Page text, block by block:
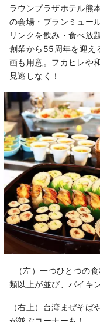
ラウンプラザホテル熊
の会場・ブランミュー
リンクを飲み・食べ放
創業から55周年を迎え
画も用意。フカヒレや
見逃しなく！
（左）一つひとつの
類以上が並び、バイキ
（右上）台湾まぜそば